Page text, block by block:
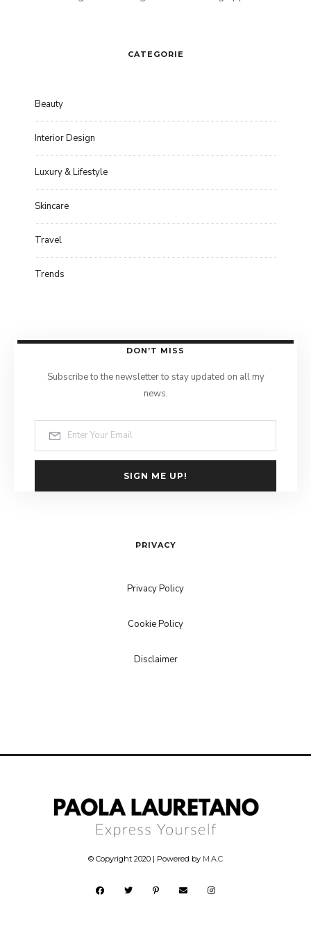
CATEGORIE
Beauty
Interior Design
Luxury & Lifestyle
Skincare
Travel
Trends
DON’T MISS
Subscribe to the newsletter to stay updated on all my
news.
SIGN ME UP!
PRIVACY
Privacy Policy
Cookie Policy
Disclaimer
© Copyright 2020 | Powered by M.A.C